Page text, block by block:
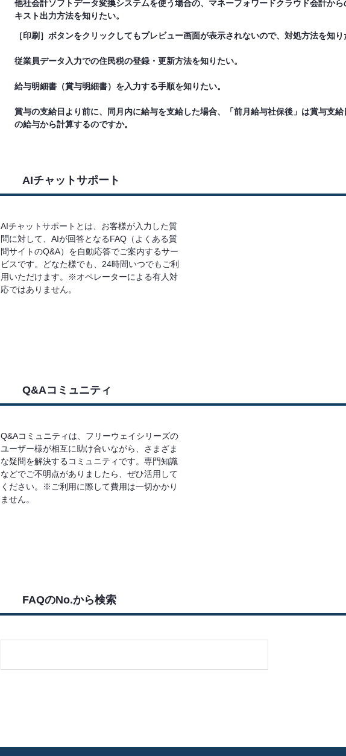
他社会計ソフトデータ変換システムを使う場合の、マネーフォワードクラウド会計から
キスト出力方法を知りたい。
［印刷］ボタンをクリックしてもプレビュー画面が表示されないので、対処方法を知り
従業員データ入力での住民税の登録・更新方法を知りたい。
給与明細書（賞与明細書）を入力する手順を知りたい。
賞与の支給日より前に、同月内に給与を支給した場合、「前月給与社保後」は賞与支給
の給与から計算するのですか。
AIチャットサポート
AIチャットサポートとは、お客様が入力した質
問に対して、AIが回答となるFAQ（よくある質
問サイトのQ&A）を自動応答でご案内するサー
ビスです。どなた様でも、24時間いつでもご利
用いただけます。※オペレーターによる有人対
応ではありません。
Q&Aコミュニティ
Q&Aコミュニティは、フリーウェイシリーズの
ユーザー様が相互に助け合いながら、さまざま
な疑問を解決するコミュニティです。専門知識
などでご不明点がありましたら、ぜひ活用して
ください。※ご利用に際して費用は一切かかり
ません。
FAQのNo.から検索